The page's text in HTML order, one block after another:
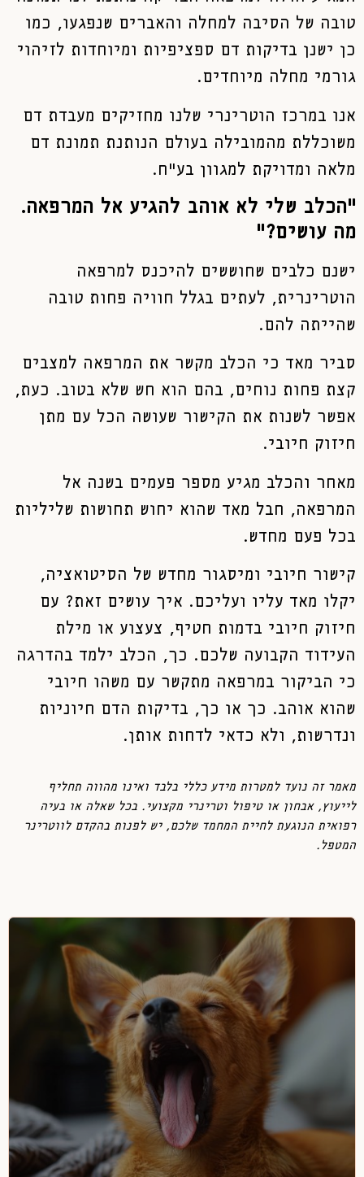
טובה של הסיבה למחלה והאברים שנפגעו, כמו
כן ישנן בדיקות דם ספציפיות ומיוחדות לזיהוי
גורמי מחלה מיוחדים.
אנו במרכז הוטרינרי שלנו מחזיקים מעבדת דם
משוכללת מהמובילה בעולם הנותנת תמונת דם
מלאה ומדויקת למגוון בע"ח.
"הכלב שלי לא אוהב להגיע אל המרפאה.
מה עושים?"
ישנם כלבים שחוששים להיכנס למרפאה
הוטרינרית, לעתים בגלל חוויה פחות טובה
שהייתה להם.
סביר מאד כי הכלב מקשר את המרפאה למצבים
קצת פחות נוחים, בהם הוא חש שלא בטוב. כעת,
אפשר לשנות את הקישור שעושה הכל עם מתן
חיזוק חיובי.
מאחר והכלב מגיע מספר פעמים בשנה אל
המרפאה, חבל מאד שהוא יחוש תחושות שליליות
בכל פעם מחדש.
קישור חיובי ומיסגור מחדש של הסיטואציה,
יקלו מאד עליו ועליכם. איך עושים זאת? עם
חיזוק חיובי בדמות חטיף, צעצוע או מילת
העידוד הקבועה שלכם. כך, הכלב ילמד בהדרגה
כי הביקור במרפאה מתקשר עם משהו חיובי
שהוא אוהב. כך או כך, בדיקות הדם חיוניות
ונדרשות, ולא כדאי לדחות אותן.
מאמר זה נועד למטרות מידע כללי בלבד ואינו מהווה תחליף
לייעוץ, אבחון או טיפול וטרינרי מקצועי. בכל שאלה או בעיה
רפואית הנוגעת לחיית המחמד שלכם, יש לפנות בהקדם לווטרינר
המטפל.